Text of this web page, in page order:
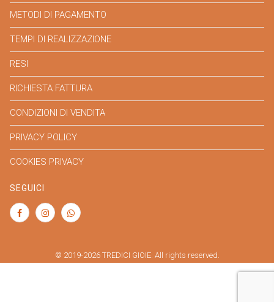
METODI DI PAGAMENTO
TEMPI DI REALIZZAZIONE
RESI
RICHIESTA FATTURA
CONDIZIONI DI VENDITA
PRIVACY POLICY
COOKIES PRIVACY
SEGUICI
© 2019-2026 TREDICI GIOIE. All rights reserved.